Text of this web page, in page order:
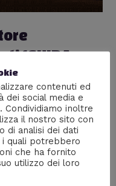
[GUIDA +
DiWilliam J
ha realizzato un
costruire una figura
la luce da ogni
Stupisce la
alla portata di
contenuti ed
dei social media e
inoltre
il nostro sito con
di analisi dei dati
quali potrebbero
che ha fornito
utilizzo dei loro